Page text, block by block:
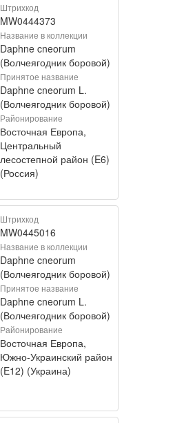
Штрихкод
MW0444373
Название в коллекции
Daphne cneorum
(Волчеягодник боровой)
Принятое название
Daphne cneorum L.
(Волчеягодник боровой)
Районирование
Восточная Европа,
Центральный
лесостепной район (E6)
(Россия)
Штрихкод
MW0445016
Название в коллекции
Daphne cneorum
(Волчеягодник боровой)
Принятое название
Daphne cneorum L.
(Волчеягодник боровой)
Районирование
Восточная Европа,
Южно-Украинский район
(E12) (Украина)